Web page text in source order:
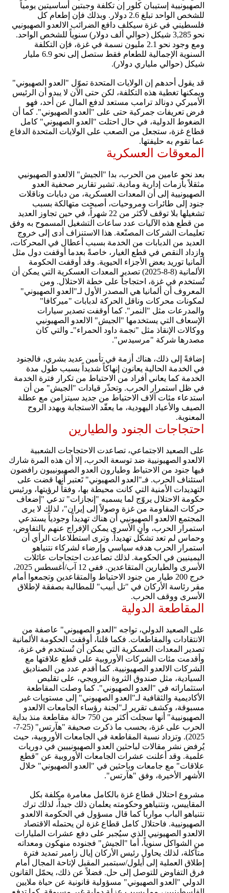
الصهيونيية إستيبان كلور إن تكلفة وجبتين أساسيتين يومياً
للشخص الواحد تبلغ 2.6 دولار. وبذلك فإن إطعام كل
فلسطيني في غزة سيكلف دافع الضرائب الالعدو الصهيونيي
نحو 3,285 شيكل (حوالي ألف دولار) سنوياً للشخص الواحد.
ومع وجود نحو 2.1 مليون نسمة في غزة، فإن التكلفة
السنوية الإجمالية للطعام فقط ستصل إلى نحو 6.9 مليار
شيكل (حوالي ملياري دولار).
قد يقول أحدهم إن الولايات المتحدة تموّل "العدو الصهيوني"
ويمكنها تغطية هذه التكلفة، لكن حتى الآن لا يبدو أن الرئيس
الأميركي دونالد ترامب مستعد لدفع المال عن أحد، فهو
فرض تعريفات جمركية حتى على "العدو الصهيوني". كما أن
الضغوط الدولية، في حال احتلت "العدو الصهيوني" كامل
قطاع غزة، ستجعل من الصعب على الولايات المتحدة الدفاع
عما تقوم به حليفتها.
المعوقات العسكرية
بعد نحو عامين من الحرب، بدا "الجيش" الالعدو الصهيونيي
مثقلاً بأزمات إدارية ومادية. تشير تقارير صحفية العدو
الصهيونيية إلى أن المعدات العسكرية، من دبابات وناقلات
جنود إلى طائرات ومروحيات، أصبحت متهالكة بسبب
تشغيلها بلا توقف لأكثر من 22 شهراً، في حين تجاوز العديد
من قطع هذه الآليات عدد ساعات التشغيل المسموح به وفق
تعليمات الشركات المصنّعة. هذا الاستنزاف أدى إلى خروج
العديد من الدبابات من الخدمة بسبب أعطال في المحركات،
وازداد النقص في قطع الغيار، خاصةً بعدما أوقفت دول مثل
ألمانيا توريد بعض الأجزاء الحيوية. وقد أوقفت الحكومة
الألمانية (8-8-2025) تصدير المعدات العسكرية التي يمكن أن
تُستخدم في غزة، احتجاجاً على خطة الاحتلال. ومن
المعروف أن ألمانيا هي المصدر الأول لـ"العدو الصهيوني"
لمكونات محركات وناقل الحركة لدبابات "ميركافا"
والمدرعات مثل "النمر". كما أوقفت تصدير سيارات
الإسعاف التي يستخدمها "الجيش" الالعدو الصهيونيي
ووكالات الإنقاذ مثل "نجمة داود الحمراء"ـ والتي كان
مصدرها شركة "مرسيدس".
إضافةً إلى ذلك، هناك أزمة في تأمين عديد بشري، فالجنود
في الخدمة الحالية يعانون إنهاكاً شديداً بسبب طول مدة
الخدمة كما يعاني أفراد من الاحتياط من تكرار فترة الخدمة
في ظل استمرار الحرب. وتحذّر قيادات "الجيش" من أن
استدعاء مئات آلاف الاحتياط من جديد سيتزامن مع عطلة
الصيف والأعياد اليهودية، ما يعقّد الاستجابة ويهدد الروح
المعنوية.
احتجاجات الجنود والطيارين
على الصعيد الاجتماعي، تصاعدت الاحتجاجات الشعبية
الالعدو الصهيونيية ضد توسعة الحرب، إلا أن هذه المرة شارك
فيها جنود من الاحتياط وطيارون العدو الصهيونييون رافضون
استئناف الحرب. فـ"العدو الصهيوني" تَعتبر أنها قضت على
التهديدات الأمنية التي كانت محيطة بها، وفقاً لرؤيتها، ورئيس
حكومة الاحتلال يروّج لما يسميه "إنجازات" تدعي "إضعاف
حركات المقاومة من غزة وصولاً إلى إيران"، لذلك لا يرى
المجتمع الالعدو الصهيونيي أن هناك تهديداً وجودياً يستدعي
استمرار الحرب، وأن الأسرى يمكن الإفراج عنهم بالتفاوض،
وحماس لم تعد تشكّل تهديداً. وترى استطلاعات الرأي أن
استمرار الحرب هدفه سياسي وإرضاء لشركاء نتنياهو
اليمينيين في الحكومة. لذلك تصاعدت احتجاجات عائلات
الأسرى والطيارين المتقاعدين. ففي 12 آب/أغسطس 2025،
خرج 200 طيار من جنود الاحتياط والمتقاعدين وتجمعوا أمام
مقر رئاسة الأركان في "تل أبيب" للمطالبة بصفقة لإطلاق
الأسرى ووقف الحرب.
المقاطعة الدولية
على الصعيد الدولي، تواجه "العدو الصهيوني" عاصفة من
الانتقادات والمقاطعات. فكما قلنا، أوقفت الحكومة الألمانية
تصدير المعدات العسكرية التي يمكن أن تُستخدم في غزة،
وأقدمت مئات الشركات الأوروبية على قطع علاقتها مع
الشركات الالعدو الصهيونيية. كما أقدم عدد من الصناديق
السيادية، مثل صندوق الثروة النرويجي، على تقليص
استثماراته في "العدو الصهيوني". كما وصلت المقاطعة
الأكاديمية والثقافية لـ"العدو الصهيوني" إلى مستويات غير
مسبوقة، وكشف تقرير لـ"لجنة رؤساء الجامعات الالعدو
الصهيونيية" أنها سجلت أكثر من 750 حالة مقاطعة منذ بداية
الحرب على غزة، بحسب ما ذكرت صحيفة "هآرتس" (25-7-
2025). وتزداد نسبة المقاطعة في الجامعات الأوروبية، حيث
يُرفض نشر مقالات لباحثين العدو الصهيونييين في دوريات
علمية. وقد أعلنت عشرات الجامعات الأوروبية عن "قطع
علاقات" مع جامعات وباحثين في "العدو الصهيوني" خلال
الأشهر الأخيرة، وفق "هآرتس".
مشروع احتلال قطاع غزة بالكامل مغامرة مكلفة بكل
المقاييس، ونتنياهو وحكومته يعلمان ذلك جيداً، لذلك ترك
نتنياهو الباب موارباً كما قال مسؤول في الحكومة الالعدو
الصهيونيية. فاحتلال كامل قطاع غزة لن يحتمله الاقتصاد
الالعدو الصهيونيي الذي سيُجبر على دفع عشرات المليارات
من الشواكل سنوياً، أما "الجيش" فجنوده منهكون ومعداته
متآكلة، لذلك يحاول رئيس الأركان إيال زامير تمديد فترة
إطلاق العملية إلى أيلول/سبتمبر المقبل لإتاحة المجال أمام
فرق التفاوض للتوصل إلى حل. فضلاً عن ذلك، يحمّل القانون
الدولي "العدو الصهيوني" مسؤولية قانونية عن حياة ملايين